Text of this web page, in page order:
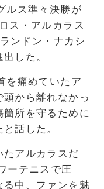
ルス準々決勝が
ス・アルカラス
ンドン・ナカシ
した。
を痛めていたア
から離れなかっ
所を守るために
話した。
たアルカラスだ
ーテニスで圧
中、ファンを魅